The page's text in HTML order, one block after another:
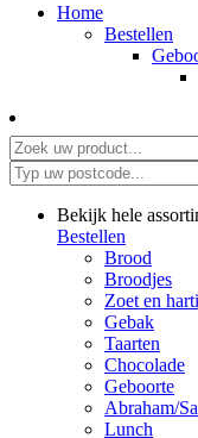
Home
Bestellen
Bekijk hele
Bestellen
Brood
Broodjes
Zoet en
Gebak
Taarten
Chocolade
Geboorte
Abraham/
Lunch